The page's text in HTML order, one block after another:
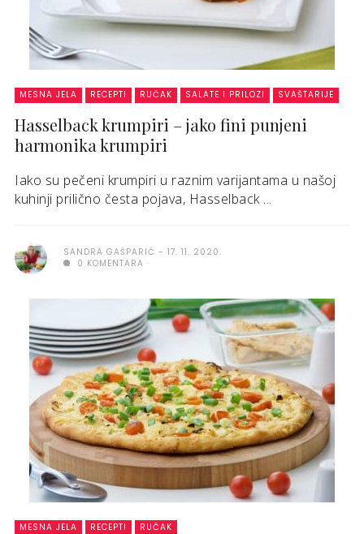
MESNA JELA RECEPTI RUČAK SALATE I PRILOZI SVAŠTARIJE
Hasselback krumpiri – jako fini punjeni
harmonika krumpiri
Iako su pečeni krumpiri u raznim varijantama u našoj
kuhinji prilično česta pojava, Hasselback ...
SANDRA GAŠPARIĆ
17. 11. 2020.
0 KOMENTARA
MESNA JELA RECEPTI RUČAK